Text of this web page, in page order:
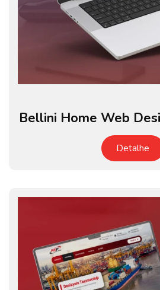
Bellini Home Web
Detalhe